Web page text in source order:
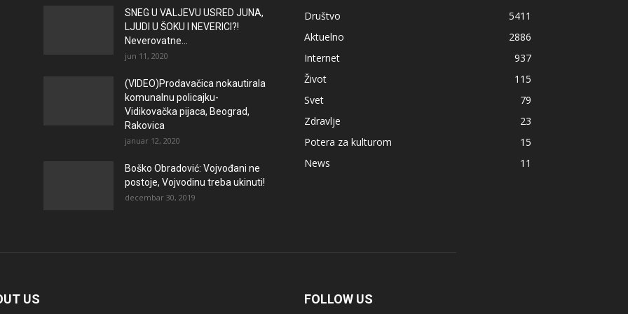
SNEG U VALJEVU USRED JUNA,
LJUDI U ŠOKU I NEVERICI?!
Neverovatne...
jun 11, 2020
(VIDEO)Prodavačica nokautirala
komunalnu policajku-
Vidikovačka pijaca, Beograd,
Rakovica
januar 12, 2020
Boško Obradović: Vojvođani ne
postoje, Vojvodinu treba ukinuti!
decembar 30, 2019
Društvo
5411
Aktuelno
2886
Internet
937
Život
115
Svet
79
Zdravlje
23
Potera za kulturom
15
News
11
US FOLLOW US